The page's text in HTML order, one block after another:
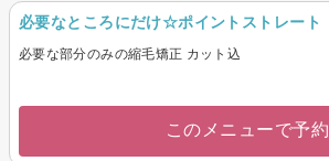
必要なところにだけ☆ポイントストレート
必要な部分のみの縮毛矯正 カット込
このメニューで予約